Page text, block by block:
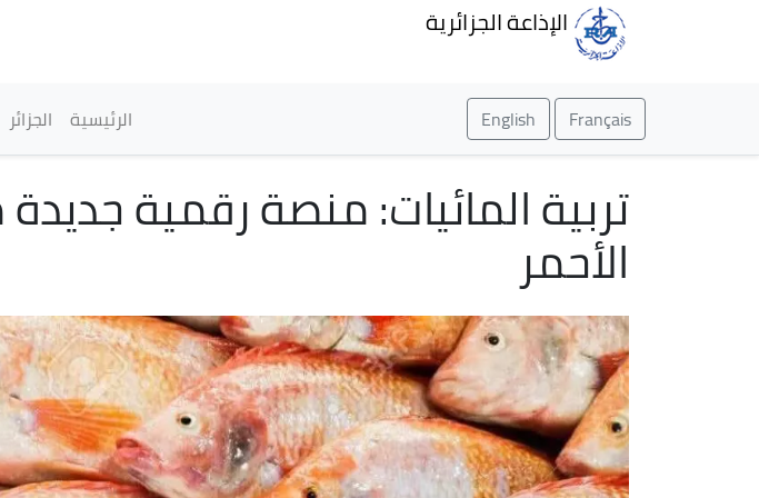
الإذاعة الجزائرية
Français
English القائمة
الرئيسية الجزائر
تربية المائيات: منصة رقمية
الأحمر